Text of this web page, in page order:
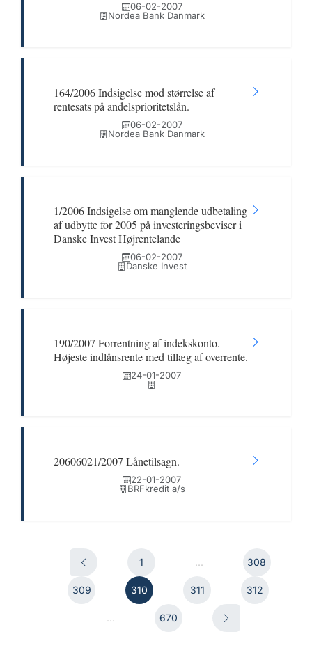
06-02-2007
Nordea Bank Danmark
164/2006 Indsigelse mod størrelse af
rentesats på andelsprioritetslån.
06-02-2007
Nordea Bank Danmark
1/2006 Indsigelse om manglende udbetaling
af udbytte for 2005 på investeringsbeviser i
Danske Invest Højrentelande
06-02-2007
Danske Invest
190/2007 Forrentning af indekskonto.
Højeste indlånsrente med tillæg af overrente.
24-01-2007
20606021/2007 Lånetilsagn.
22-01-2007
BRFkredit a/s
1 ... 308
309 310 311 312
... 670